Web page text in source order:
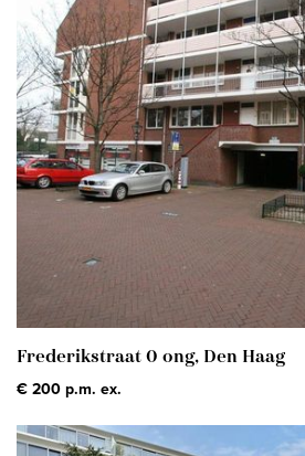
Frederikstraat 0 ong, Den Haag
€ 200 p.m. ex.